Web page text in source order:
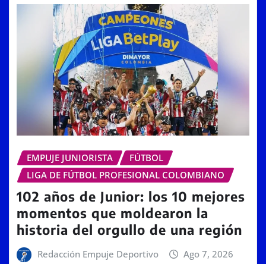
EMPUJE JUNIORISTA
FÚTBOL
LIGA DE FÚTBOL PROFESIONAL COLOMBIANO
102 años de Junior: los 10 mejores
momentos que moldearon la
historia del orgullo de una región
Redacción Empuje Deportivo Ago 7, 2026